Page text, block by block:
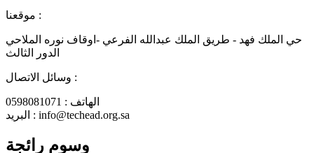
موقعنا :
حي الملك فهد - طريق الملك عبدالله الفرعي -اوقاف نوره الملاحي
الدور الثالث
وسائل الاتصال :
الهاتف : 0598081071
البريد : info@techead.org.sa
وسوم رائجة